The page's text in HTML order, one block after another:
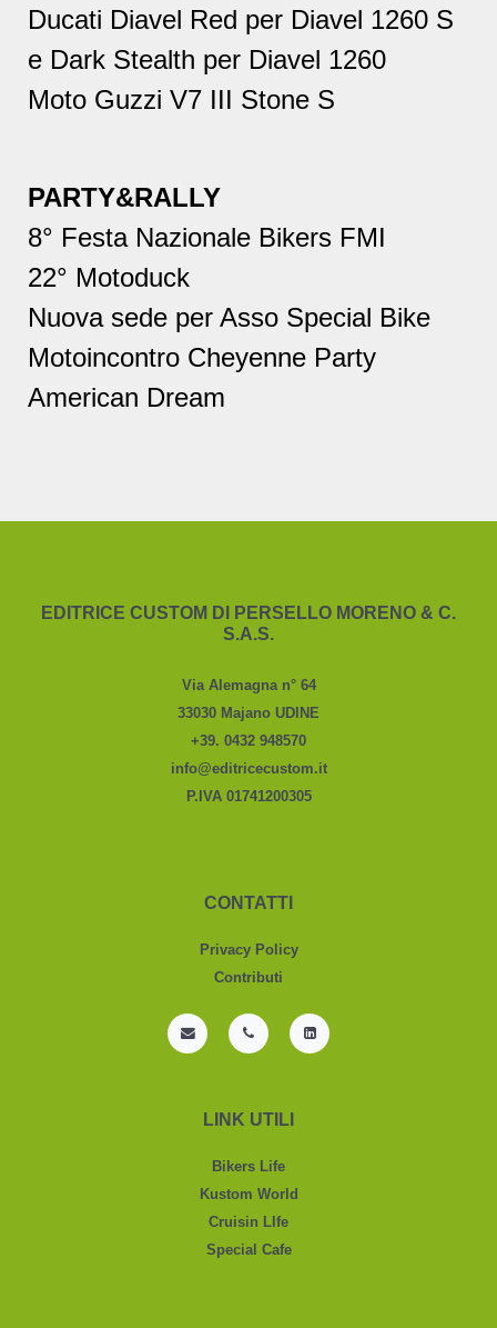
Ducati Diavel Red per Diavel 1260 S
e Dark Stealth per Diavel 1260
Moto Guzzi V7 III Stone S
PARTY&RALLY
8° Festa Nazionale Bikers FMI
22° Motoduck
Nuova sede per Asso Special Bike
Motoincontro Cheyenne Party
American Dream
EDITRICE CUSTOM DI PERSELLO MORENO & C.
S.A.S.
Via Alemagna n° 64
33030 Majano UDINE
+39. 0432 948570
info@editricecustom.it
P.IVA 01741200305
CONTATTI
Privacy Policy
Contributi
LINK UTILI
Bikers Life
Kustom World
Cruisin LIfe
Special Cafe